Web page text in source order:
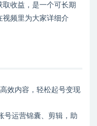
收益，是一个可长期
视频里为大家详细介
效内容，轻松起号变现
号运营锦囊、剪辑，助